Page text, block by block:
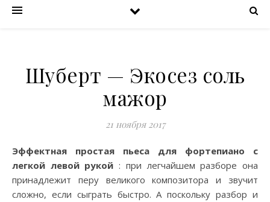
Шуберт — Экосез соль
мажор
21 ноября 2017
Эффектная простая пьеса для фортепиано с
легкой левой рукой : при легчайшем разборе она
принадлежит перу великого композитора и звучит
сложно, если сыграть быстро. А поскольку разбор и